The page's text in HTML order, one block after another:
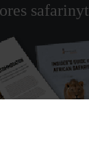
safarinyt